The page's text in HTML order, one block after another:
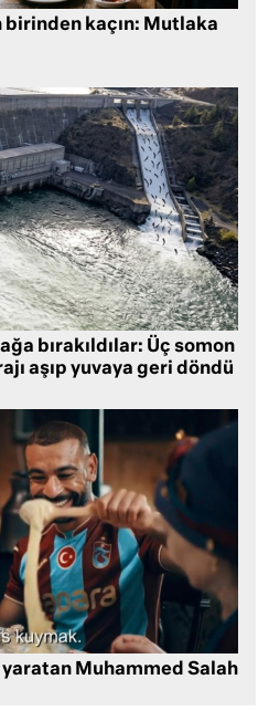
kaçın: Mutlaka
bırakıldılar: Üç somon
aşıp yuvaya geri döndü
yaratan Muhammed Salah